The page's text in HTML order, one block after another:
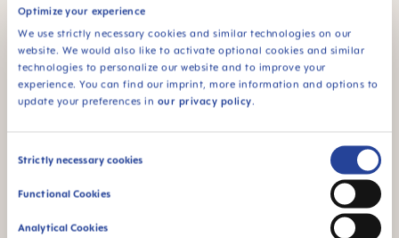
Optimize your experience
We use strictly necessary cookies and similar technologies on our
website. We would also like to activate optional cookies and similar
technologies to personalize our website and to improve your
experience. You can find our imprint, more information and options to
update your preferences in our privacy policy.
Consent
Strictly necessary cookies
Functional Cookies
Analytical Cookies
BPA & BPS FREE
Sans BPA/BPS : Ce
produit MAM ne
contient pas de BPA
conformément à la
réglementation en
CARRY BOX
Produit fourni dans
une boîte de
transport et de
stérilisation pratique :
et ultra rapide